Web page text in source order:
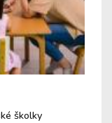
školky